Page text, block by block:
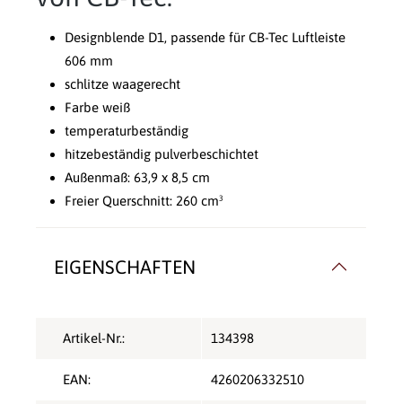
Designblende D1, passende für CB-Tec Luftleiste
606 mm
schlitze waagerecht
Farbe weiß
temperaturbeständig
hitzebeständig pulverbeschichtet
Außenmaß: 63,9 x 8,5 cm
Freier Querschnitt: 260 cm³
EIGENSCHAFTEN
Artikel-Nr.: 134398
EAN: 4260206332510